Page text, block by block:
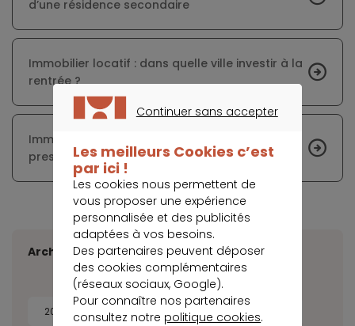
d’une résidence secondaire
Immobilier locatif : dans quelle ville investir à la
rentrée ?
Immobilier : Aix-en-Provence regorge de biens
prestigieux
Archives
2026
Continuer sans accepter
Les meilleurs Cookies c’est
par ici !
Les cookies nous permettent de
vous proposer une expérience
personnalisée et des publicités
adaptées à vos besoins.
Des partenaires peuvent déposer
des cookies complémentaires
(réseaux sociaux, Google).
Pour connaître nos partenaires
consultez notre politique cookies.